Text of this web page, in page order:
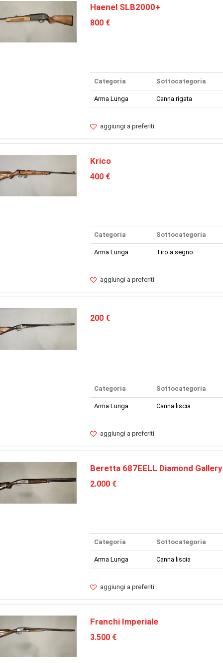
Haenel SLB2000+
800 €
Categoria Sottocategoria
Arma Lunga Canna rigata
aggiungi a preferiti
Krico
400 €
Categoria Sottocategoria
Arma Lunga Tiro a segno
aggiungi a preferiti
200 €
Categoria Sottocategoria
Arma Lunga Canna liscia
aggiungi a preferiti
Beretta 687EELL Diamond Gallery
2.000 €
Categoria Sottocategoria
Arma Lunga Canna liscia
aggiungi a preferiti
Franchi Imperiale
3.500 €